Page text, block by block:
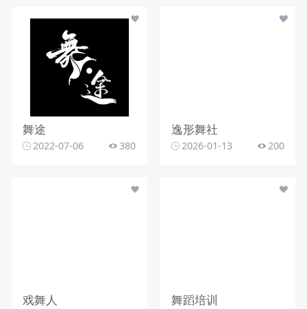
舞途
2022-07-06 380
逸形舞社
2026-01-13 200
戏舞人 舞蹈培训